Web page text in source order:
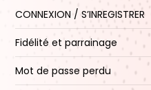
CONNEXION / S’INREGISTRER
Fidélité et parrainage
Mot de passe perdu